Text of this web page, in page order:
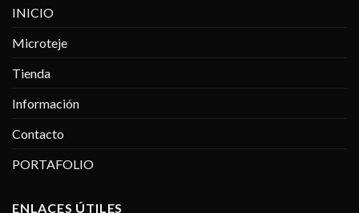
INICIO
Microteje
Tienda
Información
Contacto
PORTAFOLIO
ENLACES ÚTILES